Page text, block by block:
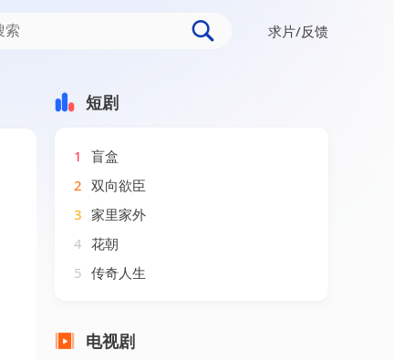
求片/反馈
短剧
1
盲盒
2 双向欲臣
3 家里家外
4 花朝
5 传奇人生
电视剧